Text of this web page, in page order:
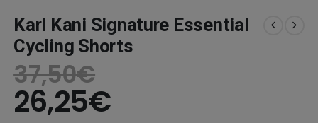
Karl Kani Signature Essential
Cycling Shorts
37,50€
26,25€